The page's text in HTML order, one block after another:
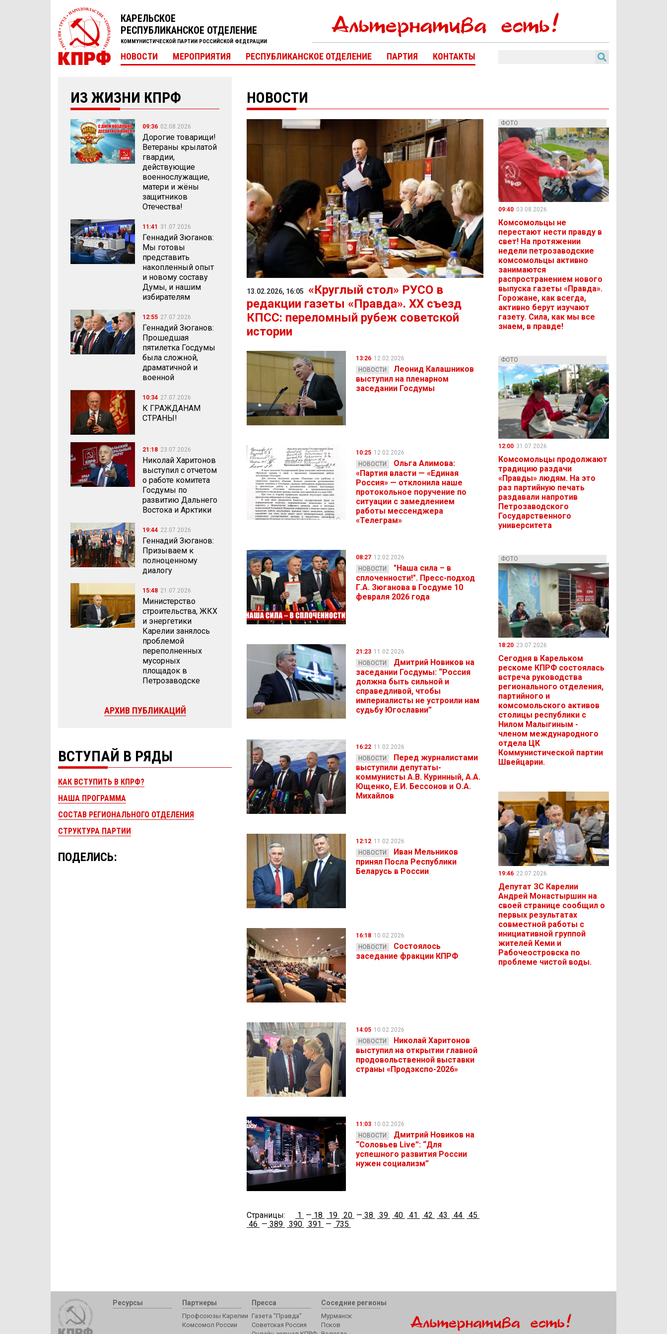
КАРЕЛЬСКОЕ
РЕСПУБЛИКАНСКОЕ ОТДЕЛЕНИЕ
КОММУНИСТИЧЕСКОЙ ПАРТИИ РОССИЙСКОЙ ФЕДЕРАЦИИ
НОВОСТИ МЕРОПРИЯТИЯ РЕСПУБЛИКАНСКОЕ ОТДЕЛЕНИЕ ПАРТИЯ КОНТАКТЫ
ИЗ ЖИЗНИ КПРФ
09:36 02.08.2026
Дорогие товарищи!
Ветераны крылатой
гвардии,
действующие
военнослужащие,
матери и жёны
защитников
Отечества!
11:41 31.07.2026
Геннадий Зюганов:
Мы готовы
представить
накопленный опыт
и новому составу
Думы, и нашим
избирателям
12:55 27.07.2026
Геннадий Зюганов:
Прошедшая
пятилетка Госдумы
была сложной,
драматичной и
военной
10:34 27.07.2026
К ГРАЖДАНАМ
СТРАНЫ!
21:18 23.07.2026
Николай Харитонов
выступил с отчетом
о работе комитета
Госдумы по
развитию Дальнего
Востока и Арктики
19:44 22.07.2026
Геннадий Зюганов:
Призываем к
полноценному
диалогу
15:48 21.07.2026
Министерство
строительства, ЖКХ
и энергетики
Карелии занялось
проблемой
переполненных
мусорных
площадок в
Петрозаводске
АРХИВ ПУБЛИКАЦИЙ
ВСТУПАЙ В РЯДЫ
КАК ВСТУПИТЬ В КПРФ?
НАША ПРОГРАММА
СОСТАВ РЕГИОНАЛЬНОГО ОТДЕЛЕНИЯ
СТРУКТУРА ПАРТИИ
ПОДЕЛИСЬ:
НОВОСТИ
13.02.2026, 16:05
«Круглый стол» РУСО в
редакции газеты «Правда». ХХ съезд
КПСС: переломный рубеж советской
истории
13:26 12.02.2026
НОВОСТИ
Леонид Калашников
выступил на пленарном
заседании Госдумы
10:25 12.02.2026
НОВОСТИ
Ольга Алимова:
«Партия власти — «Единая
Россия» — отклонила наше
протокольное поручение по
ситуации с замедлением
работы мессенджера
«Телеграм»
08:27 12.02.2026
НОВОСТИ
"Наша сила – в
сплоченности!". Пресс-подход
Г.А. Зюганова в Госдуме 10
февраля 2026 года
21:23 11.02.2026
НОВОСТИ
Дмитрий Новиков на
заседании Госдумы: “Россия
должна быть сильной и
справедливой, чтобы
империалисты не устроили нам
судьбу Югославии”
16:22 11.02.2026
НОВОСТИ
Перед журналистами
выступили депутаты-
коммунисты А.В. Куринный, А.А.
Ющенко, Е.И. Бессонов и О.А.
Михайлов
12:12 11.02.2026
НОВОСТИ
Иван Мельников
принял Посла Республики
Беларусь в России
16:18 10.02.2026
НОВОСТИ
Состоялось
заседание фракции КПРФ
14:05 10.02.2026
НОВОСТИ
Николай Харитонов
выступил на открытии главной
продовольственной выставки
страны «Продэкспо-2026»
11:03 10.02.2026
НОВОСТИ
Дмитрий Новиков на
“Соловьев Live”: “Для
успешного развития России
нужен социализм”
Страницы: 1 — 18 19 20 — 38 39 40 41 42 43 44
45
46 — 389 390 391 — 735
ФОТО
09:40 03.08.2026
Комсомольцы не
перестают нести правду в
свет! На протяжении
недели петрозаводские
комсомольцы активно
занимаются
распространением нового
выпуска газеты «Правда».
Горожане, как всегда,
активно берут изучают
газету. Сила, как мы все
знаем, в правде!
ФОТО
12:00 31.07.2026
Комсомольцы продолжают
традицию раздачи
«Правды» людям. На это
раз партийную печать
раздавали напротив
Петрозаводского
Государственного
университета
ФОТО
18:20 23.07.2026
Сегодня в Карельком
рескоме КПРФ состоялась
встреча руководства
регионального отделения,
партийного и
комсомольского активов
столицы республики с
Нилом Малыгиным -
членом международного
отдела ЦК
Коммунистической партии
Швейцарии.
19:46 22.07.2026
Депутат ЗС Карелии
Андрей Монастыршин на
своей странице сообщил о
первых результатах
совместной работы с
инициативной группой
жителей Кеми и
Рабочеостровска по
проблеме чистой воды.
Ресурсы Партнеры
Профсоюзы Карелии
Комсомол России
Пресса
Газета "Правда"
Советская Россия
Соседние регионы
Мурманск
Псков